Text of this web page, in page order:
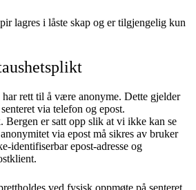
lagres i låste skap og er tilgjengelig kun
rett til å være anonyme. Dette gjelder
via telefon og epost.
er satt opp slik at vi ikke kan se
via epost må sikres av bruker
identifiserbar epost-adresse og
ved fysisk oppmøte på senteret